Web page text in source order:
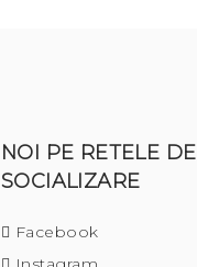
NOI PE RETELE DE
SOCIALIZARE
Facebook